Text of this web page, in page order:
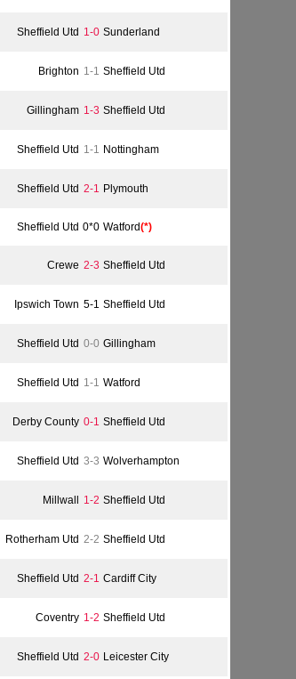
Sheffield Utd 1-0 Sunderland
Brighton 1-1 Sheffield Utd
Gillingham 1-3 Sheffield Utd
Sheffield Utd 1-1 Nottingham
Sheffield Utd 2-1 Plymouth
Sheffield Utd 0*0 Watford(*)
Crewe 2-3 Sheffield Utd
Ipswich Town 5-1 Sheffield Utd
Sheffield Utd 0-0 Gillingham
Sheffield Utd 1-1 Watford
Derby County 0-1 Sheffield Utd
Sheffield Utd 3-3 Wolverhampton
Millwall 1-2 Sheffield Utd
Rotherham Utd 2-2 Sheffield Utd
Sheffield Utd 2-1 Cardiff City
Coventry 1-2 Sheffield Utd
Sheffield Utd 2-0 Leicester City